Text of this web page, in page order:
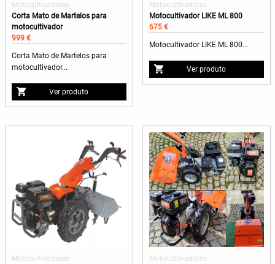
Motocultivadores
Corta Mato de Martelos para
motocultivador
999 €
Corta Mato de Martelos para
motocultivador...
Ver produto
Motocultivadores
Motocultivador LIKE ML 800
675 €
Motocultivador LIKE ML 800...
Ver produto
Motocultivadores
Motocultivadores